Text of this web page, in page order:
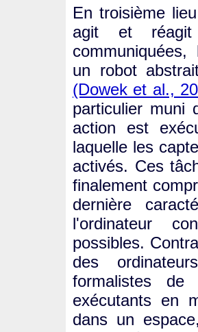
En troisième
agit et
un robot
(Dowek et al.,
particulier muni
action est
laquelle les
activés. Ces
finalement
dernière
l'ordinateur
possibles.
des
formalistes
exécutants en
dans un